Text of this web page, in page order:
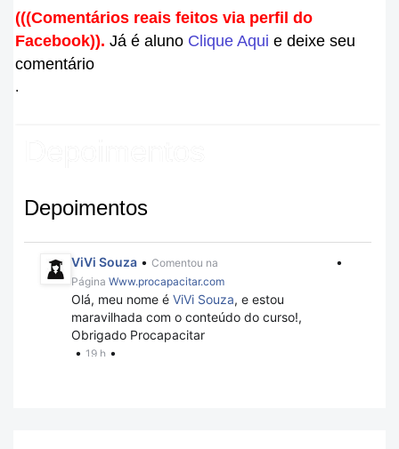
(((Comentários reais feitos via perfil do
Facebook)). Já é aluno Clique Aqui e deixe seu
comentário
.